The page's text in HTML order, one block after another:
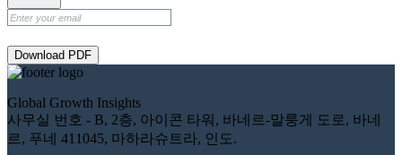
Download PDF
Global Growth Insights
사무실 번호 - B, 2층, 아이콘 타워, 바네르-말룽게 도로, 바네
르, 푸네 411045, 마하라슈트라, 인도.